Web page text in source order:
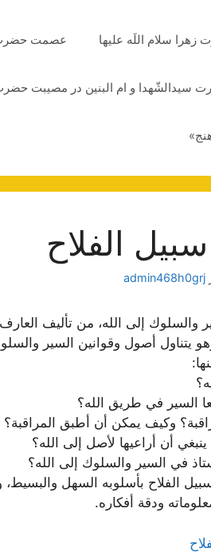
زهرا سلام اللَه علیها عصمت حضرت
سیدالشّهدا و ام البنین در مصیبت
الفلاح
admin468h0grj
والسلوك إلى الله، من تأليف
يتناول أصول وقوانين السير
السير في طريق الله؟
وكيف يمكن أن أطبق المراقبة؟
ينبغي أن أراعيها لأصل إلى الله؟
في السير والسلوك إلى الله؟
الفلاح بأسلوبه السهل والبسيط،
ودقة أفكاره.